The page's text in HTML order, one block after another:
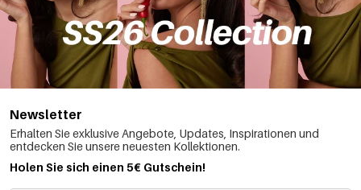
Newsletter
Erhalten Sie exklusive Angebote, Updates, Inspirationen und
entdecken Sie unsere neuesten Kollektionen.
Holen Sie sich einen 5€ Gutschein!